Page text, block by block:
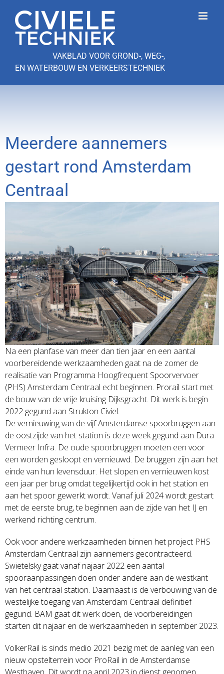
naar
inhoud
VAKBLAD VOOR GROND-, WEG-,
EN WATERBOUW EN VERKEERSTECHNIEK
Meerdere aannemers
gestart rond Amsterdam
Centraal
Na een planfase van meer dan tien jaar en een aantal
voorbereidende werkzaamheden gaat na de zomer de
realisatie van Programma Hoogfrequent Spoorvervoer
(PHS) Amsterdam Centraal echt beginnen. Prorail start met
de bouw van de vrije kruising Dijksgracht. Dit werk is begin
2022 gegund aan Strukton Civiel.
De vernieuwing van de vijf Amsterdamse spoorbruggen aan
de oostzijde van het station is deze week gegund aan Dura
Vermeer Infra. De oude spoorbruggen moeten een voor
een worden gesloopt en vernieuwd. De bruggen zijn aan het
einde van hun levensduur. Het slopen en vernieuwen kost
een jaar per brug omdat tegelijkertijd ook in het station en
aan het spoor gewerkt wordt. Vanaf juli 2024 wordt gestart
met de eerste brug, te beginnen aan de zijde van het IJ en
werkend richting centrum.
Ook voor andere werkzaamheden binnen het project PHS
Amsterdam Centraal zijn aannemers gecontracteerd.
Swietelsky gaat vanaf najaar 2022 een aantal
spooraanpassingen doen onder andere aan de westkant
van het centraal station. Daarnaast is de verbouwing van de
westelijke toegang van Amsterdam Centraal definitief
gegund. BAM gaat dit werk doen, de voorbereidingen
starten dit najaar en de werkzaamheden in september 2023.
VolkerRail is sinds medio 2021 bezig met de aanleg van een
nieuw opstelterrein voor ProRail in de Amsterdamse